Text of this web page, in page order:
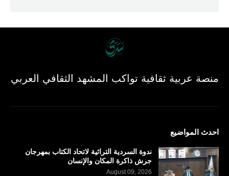
منصة عربية ثقافية تواكب المشهد الثقافي العربي
احدث المواضيع
ندوة السردية التراثية لاتحاد الكتاب بمهرجان
جرش ذاكرة المكان والإنسان
August 09, 2026